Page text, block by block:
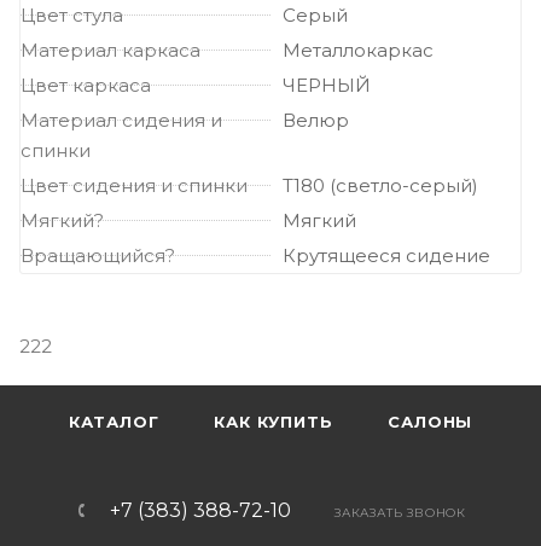
Цвет стула
Серый
Материал каркаса
Металлокаркас
Цвет каркаса
ЧЕРНЫЙ
Материал сидения и
спинки
Велюр
Цвет сидения и спинки
Т180 (светло-серый)
Мягкий?
Мягкий
Вращающийся?
Крутящееся сидение
222
КАТАЛОГ КАК КУПИТЬ САЛОНЫ
+7 (383) 388-72-10 ЗАКАЗАТЬ ЗВОНОК